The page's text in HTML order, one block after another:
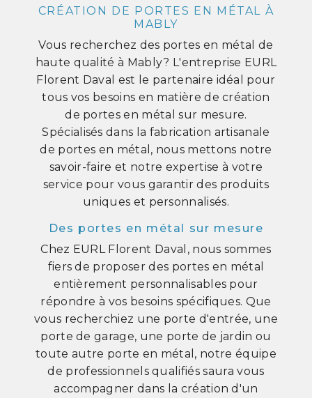
CRÉATION DE PORTES EN MÉTAL À
MABLY
Vous recherchez des portes en métal de
haute qualité à Mably? L'entreprise EURL
Florent Daval est le partenaire idéal pour
tous vos besoins en matière de création
de portes en métal sur mesure.
Spécialisés dans la fabrication artisanale
de portes en métal, nous mettons notre
savoir-faire et notre expertise à votre
service pour vous garantir des produits
uniques et personnalisés.
Des portes en métal sur mesure
Chez EURL Florent Daval, nous sommes
fiers de proposer des portes en métal
entièrement personnalisables pour
répondre à vos besoins spécifiques. Que
vous recherchiez une porte d'entrée, une
porte de garage, une porte de jardin ou
toute autre porte en métal, notre équipe
de professionnels qualifiés saura vous
accompagner dans la création d'un